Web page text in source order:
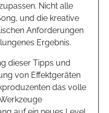
Nicht alle
und die kreative
Anforderungen
Ergebnis.
dieser Tipps und
von Effektgeräten
das volle